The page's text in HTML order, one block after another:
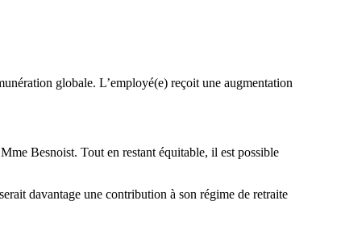
globale. L’employé(e) reçoit une augmentation
Besnoist. Tout en restant équitable, il est possible
davantage une contribution à son régime de retraite